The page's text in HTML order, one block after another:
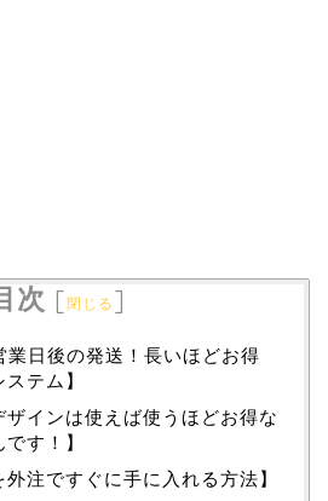
次 [閉じる ]
業日後の発送！長いほどお得
テム】
ザインは使えば使うほどお得な
す！】
外注ですぐに手に入れる方法】